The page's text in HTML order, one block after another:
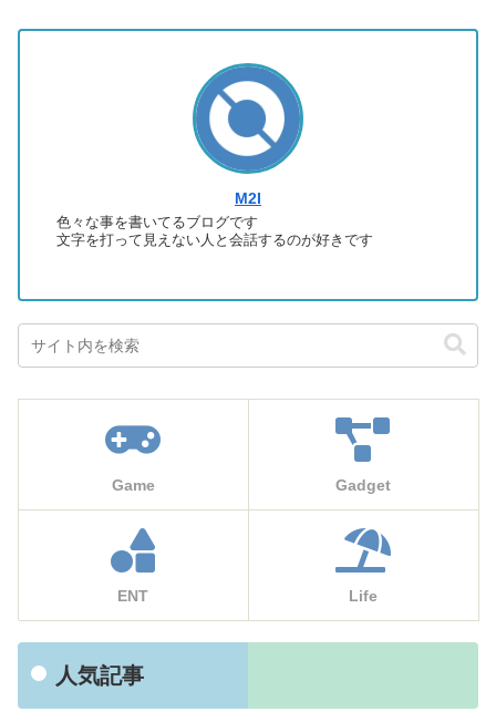
M2I
色々な事を書いてるブログです
文字を打って見えない人と会話するのが好きです
Game Gadget
ENT Life
人気記事